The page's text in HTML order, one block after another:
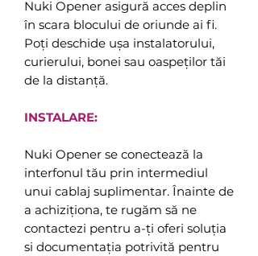
Nuki Opener asigură acces deplin
în scara blocului de oriunde ai fi.
Poți deschide ușa instalatorului,
curierului, bonei sau oaspeților tăi
de la distanță.
INSTALARE:
Nuki Opener se conectează la
interfonul tău prin intermediul
unui cablaj suplimentar. Înainte de
a achiziționa, te rugăm să ne
contactezi pentru a-ți oferi soluția
si documentația potrivită pentru